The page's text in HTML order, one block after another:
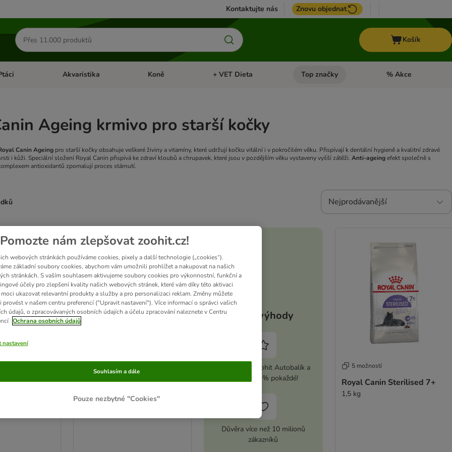
Kontaktujte nás Znovu objednat
Hledat
produkty
Košík
menu: Malá zvířataOtevřít menu: Ptáci
Akvaristika Otevřít menu: Akvaristika
Koně Otevřít menu: Koně
+ VET Dieta Otevřít menu: + VET Dieta
Top značky Otevřít menu: Top
% Akce
Ageing krmivo pro starší kočky
Canin Ageing pro starší kočky obsahuje veškeré živiny a vitamíny, které udržují kočku vitální i v pokročilém věku. Přispívají k dentální hygieně a kvalitní zdravé
i kůži. Speciální složení Royal Canin přispívá ke zdraví kloubů a chrupavek, které jsou v pozdějším věku vystaveny vyšší zátěži. Anti-ageingefekt společně s
antioxidantů zpomalují proces stárnutí.
Nejprodávanější
been changed
15+
novinka
Royal Canin Ageing 15+
Vaše výhody
Aktivujte si zoohit Autobalík a
ušetřete 5 % pokaždé!
Důvěra více než 10 milionů
zákazníků
5 možností
Royal Canin Sterilised 7+
1,5 kg
Pomozte nám zlepšovat zoohit.cz!
webových stránkách používáme cookies, pixely a další technologie („cookies“).
základní soubory cookies, abychom vám umožnili prohlížet a nakupovat na našich
stránkách. S vaším souhlasem aktivujeme soubory cookies pro výkonnostní, funkční a
účely pro zlepšení kvality našich webových stránek, které vám díky této aktivaci
ukazovat relevantní produkty a služby a pro personalizaci reklam. Změny můžete
provést v našem centru preferencí ("Upravit nastavení"). Více informací o správci vašich
údajů, o zpracovávaných osobních údajích a účelu zpracování naleznete v Centru
Ochrana osobních údajů
nastavení
Pouze nezbytné "Cookies"
Souhlasím a dále